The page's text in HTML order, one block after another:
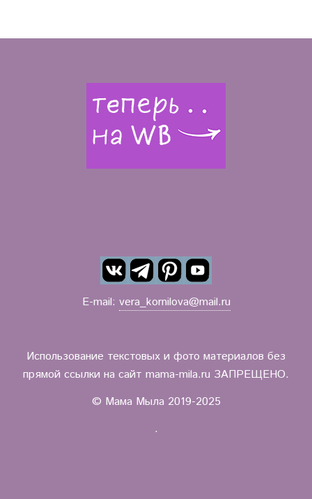
E-mail: vera_kornilova@mail.ru
Использование текстовых и фото материалов без
прямой ссылки на сайт mama-mila.ru ЗАПРЕЩЕНО.
© Мама Мыла 2019-2025
.